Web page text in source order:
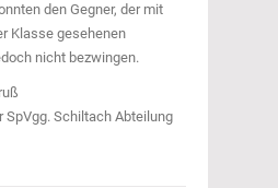
den Gegner, der mit
Klasse gesehenen
nicht bezwingen.
SpVgg. Schiltach Abteilung